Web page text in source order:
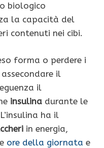
biologico
la capacità del
contenuti nei cibi.
forma o perdere i
assecondare il
il
insulina durante le
ha il
in energia,
ore della giornata e